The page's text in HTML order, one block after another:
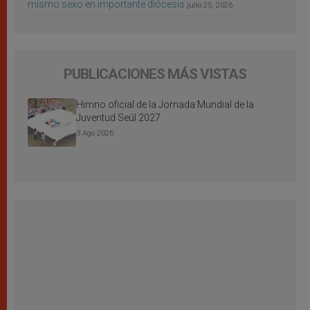
mismo sexo en importante diócesis julio 25, 2026
PUBLICACIONES MÁS VISTAS
Himno oficial de la Jornada Mundial de la
Juventud Seúl 2027
3 Ago 2026